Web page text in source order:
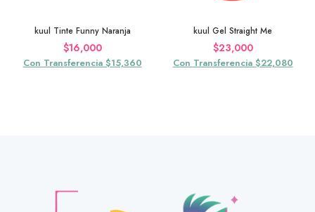
kuul Tinte Funny Naranja
$16,000
Con Transferencia $15,360
kuul Gel Straight Me
$23,000
Con Transferencia $22,080